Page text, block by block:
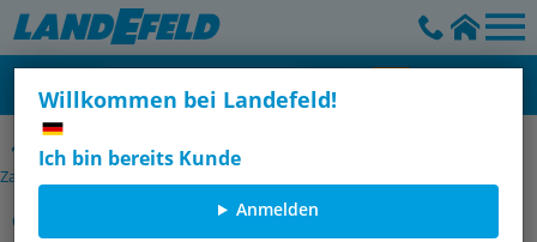
Willkommen bei Landefeld!
Ich bin bereits Kunde
Anmelden
Kupplungsstecker, Außengewinde 90° ohne Ventil, DN 6 (9 mm
Zapfen)
90°-Temperierkupplungsstecker